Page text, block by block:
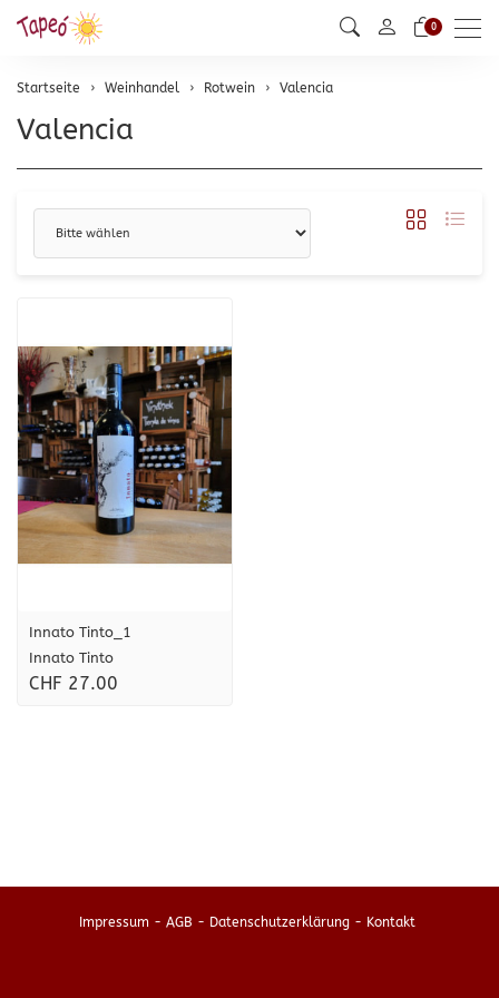
0
Startseite Weinhandel Rotwein Valencia
Valencia
Innato Tinto_1
Innato Tinto
CHF 27.00
Impressum - AGB - Datenschutzerklärung - Kontakt